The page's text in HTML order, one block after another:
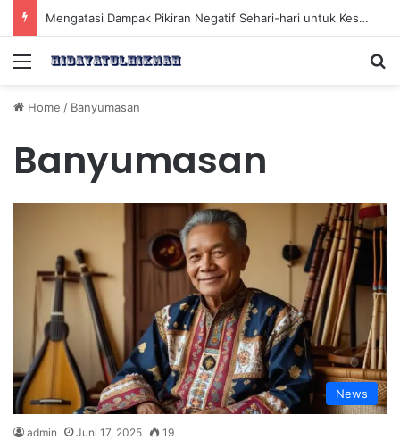
Mengatasi Dampak Pikiran Negatif Sehari-hari untuk Kesehatan Mental yang Lebih Baik
Menu
Home / Banyumasan
Banyumasan
News
admin Juni 17, 2025 19